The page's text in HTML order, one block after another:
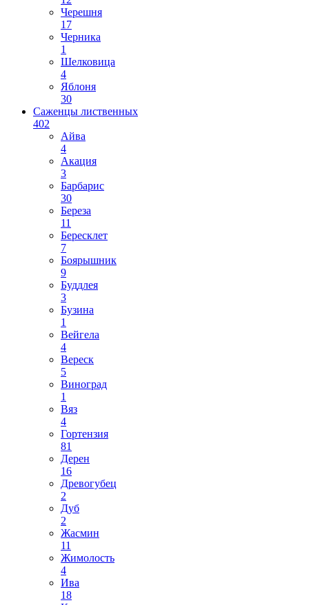
Черешня
17
Черника
1
Шелковица
4
Яблоня
30
Саженцы лиственных
402
Айва
4
Акация
3
Барбарис
30
Береза
11
Бересклет
7
Боярышник
9
Буддлея
3
Бузина
1
Вейгела
4
Вереск
5
Виноград
1
Вяз
4
Гортензия
81
Дерен
16
Древогубец
2
Дуб
2
Жасмин
11
Жимолость
4
Ива
18